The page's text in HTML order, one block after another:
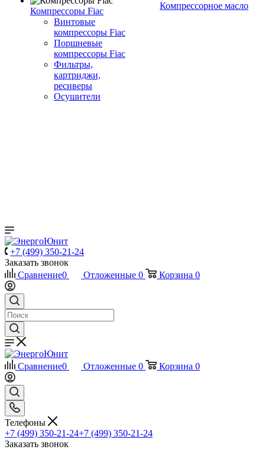
Компрессоры Fiac
Винтовые
компрессоры Fiac
Поршневые
компрессоры Fiac
Фильтры,
картриджи,
ресиверы
Осушители
Компрессорное масло
+7 (499) 350-21-24
Заказать звонок
Сравнение0 Отложенные 0 Корзина 0
Сравнение0 Отложенные 0 Корзина 0
Телефоны
+7 (499) 350-21-24+7 (499) 350-21-24
Заказать звонок